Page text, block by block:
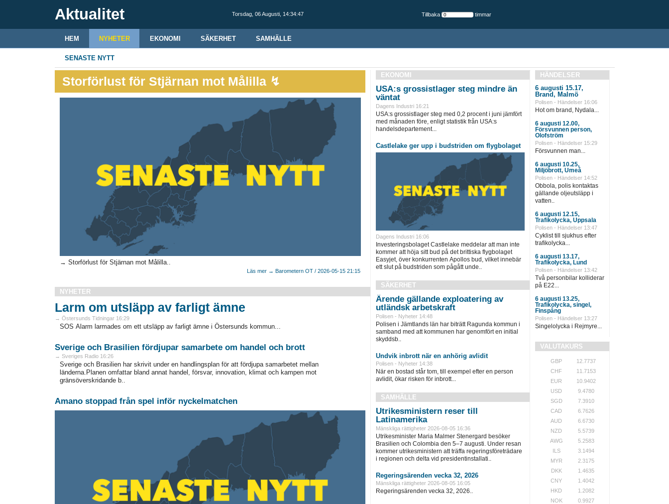
Aktualitet Torsdag, 06 Augusti, 14:34:48 Tillbaka timmar
HEM NYHETER EKONOMI SÄKERHET SAMHÄLLE
SENASTE NYTT
Storförlust för Stjärnan mot Målilla ↯
→ Storförlust för Stjärnan mot Målilla..
Läs mer → Barometern OT / 2026-05-15 21:15
NYHETER
Larm om utsläpp av farligt ämne
→ Östersunds Tidningar 16:29
SOS Alarm larmades om ett utsläpp av farligt ämne i Östersunds kommun...
Sverige och Brasilien fördjupar samarbete om handel och brott
→ Sveriges Radio 16:26
Sverige och Brasilien har skrivit under en handlingsplan för att fördjupa samarbetet mellan
länderna.Planen omfattar bland annat handel, försvar, innovation, klimat och kampen mot
gränsöverskridande b..
Amano stoppad från spel inför nyckelmatchen
EKONOMI
USA:s grossistlager steg mindre än
väntat
Dagens Industri 16:21
USA:s grossistlager steg med 0,2 procent i juni jämfört
med månaden före, enligt statistik från USA:s
handelsdepartement...
Castlelake ger upp i budstriden om flygbolaget
Dagens Industri 16:06
Investeringsbolaget Castlelake meddelar att man inte
kommer att höja sitt bud på det brittiska flygbolaget
Easyjet, över konkurrenten Apollos bud, vilket innebär
ett slut på budstriden som pågått unde..
SÄKERHET
Ärende gällande exploatering av
utländsk arbetskraft
Polisen - Nyheter 14:48
Polisen i Jämtlands län har biträtt Ragunda kommun i
samband med att kommunen har genomfört en initial
skyddsb..
Undvik inbrott när en anhörig avlidit
Polisen - Nyheter 14:38
När en bostad står tom, till exempel efter en person
avlidit, ökar risken för inbrott...
SAMHÄLLE
Utrikesministern reser till
Latinamerika
Mänskliga rättigheter 2026-08-05 16:36
Utrikesminister Maria Malmer Stenergard besöker
Brasilien och Colombia den 5–7 augusti. Under resan
kommer utrikesministern att träffa regeringsföreträdare
i regionen och delta vid presidentinstallati..
Regeringsärenden vecka 32, 2026
Mänskliga rättigheter 2026-08-05 16:05
Regeringsärenden vecka 32, 2026..
HÄNDELSER
6 augusti 15.17,
Brand, Malmö
Polisen - Händelser 16:06
Hot om brand, Nydala...
6 augusti 12.00,
Försvunnen person,
Olofström
Polisen - Händelser 15:29
Försvunnen man...
6 augusti 10.25,
Miljöbrott, Umeå
Polisen - Händelser 14:52
Obbola, polis kontaktas
gällande oljeutsläpp i
vatten..
6 augusti 12.15,
Trafikolycka, Uppsala
Polisen - Händelser 13:47
Cyklist till sjukhus efter
trafikolycka...
6 augusti 13.17,
Trafikolycka, Lund
Polisen - Händelser 13:42
Två personbilar kolliderar
på E22...
6 augusti 13.25,
Trafikolycka, singel,
Finspång
Polisen - Händelser 13:27
Singelolycka i Rejmyre...
VALUTAKURS
GBP
12.7737
CHF
11.7153
EUR
10.9402
USD
9.4780
SGD
7.3910
CAD
6.7626
AUD
6.6730
NZD
5.5739
AWG
5.2583
ILS
3.1494
MYR
2.3175
DKK
1.4635
CNY
1.4042
HKD
1.2082
NOK
0.9927